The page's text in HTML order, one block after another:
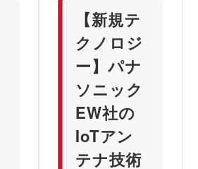
【新規テ
クノロジ
ー】パナ
ソニック
EW社の
IoTアン
テナ技術